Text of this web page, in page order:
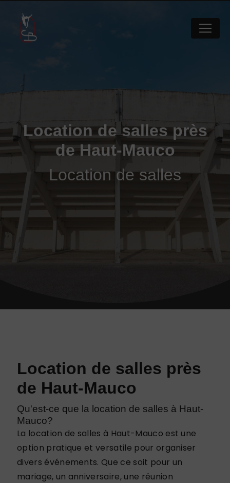
Location de salles près
de Haut-Mauco
Location de salles
Location de salles près
de Haut-Mauco
Qu'est-ce que la location de salles à Haut-
Mauco?
La location de salles à Haut-Mauco est une
option pratique et versatile pour organiser
divers événements. Que ce soit pour un
mariage, un anniversaire, une réunion